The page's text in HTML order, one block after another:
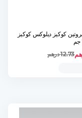
كوكيز ديلوكس كوكيز
12.73درهم